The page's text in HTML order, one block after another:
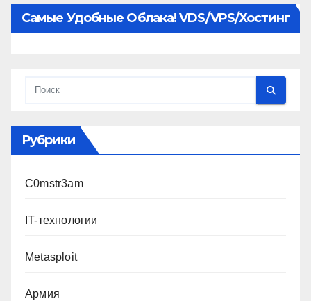
Самые Удобные Облака! VDS/VPS/хостинг
Рубрики
C0mstr3am
IT-технологии
Metasploit
Армия